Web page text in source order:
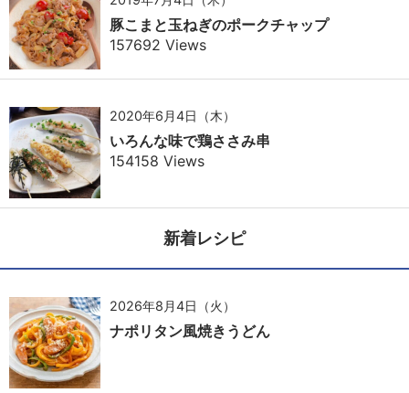
豚こまと玉ねぎのポークチャップ
157692 Views
2020年6月4日（木）
いろんな味で鶏ささみ串
154158 Views
新着レシピ
2026年8月4日（火）
ナポリタン風焼きうどん